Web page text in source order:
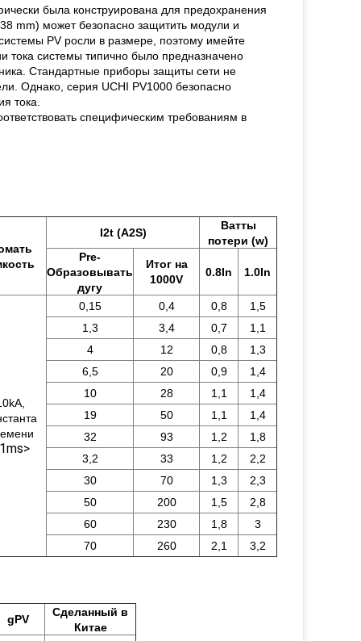
была конструирована для предохранения
mm) может безопасно защитить модули и
PV росли в размере, поэтому имейте
тока системы типично было предназначено
Стандартные приборы защиты сети не
Однако, серия UCHI PV1000 безопасно
тока.
специфическим требованиям в
I2t (A2S)
Ватты
потери (w)
Pre-
Образовывать
дугу
Итог на
1000V
0.8In 1.0In
0,15 0,4 0,8
1,5
1,3
3,4 0,7
1,1
4
12 0,8
1,3
6,5
20 0,9
1,4
10
28 1,1
1,4
19
50 1,1
1,4
32
93 1,2
1,8
3,2
33 1,2
2,2
30
70 1,3
2,3
50
200 1,5
2,8
60
230 1,8
3
70
260 2,1 3,2
gPV
Сделанный в
Китае